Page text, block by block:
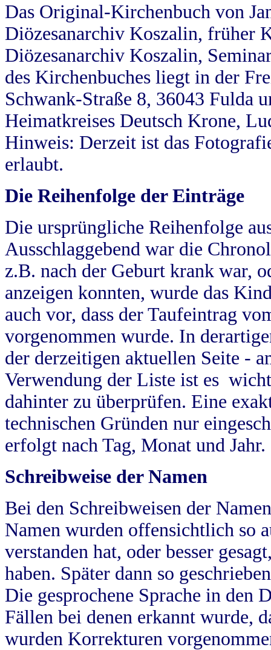
Das Original-Kirchenbuch von
Diözesanarchiv Koszalin, früher
Diözesanarchiv Koszalin,
des Kirchenbuches liegt in der
Schwank-Straße 8, 36043 Fulda
Heimatkreises Deutsch Krone,
Hinweis: Derzeit ist das
erlaubt.
Die Reihenfolge der Einträge
Die ursprüngliche Reihenfolge
Ausschlaggebend war die
z.B. nach der Geburt krank war,
anzeigen konnten, wurde das
auch vor, dass der Taufeintrag
vorgenommen wurde. In
der derzeitigen aktuellen Seite -
Verwendung der Liste ist es
dahinter zu überprüfen. Eine
technischen Gründen nur
erfolgt nach Tag, Monat und Jahr.
Schreibweise der Namen
Bei den Schreibweisen der
Namen wurden offensichtlich so
verstanden hat, oder besser
haben. Später dann so
Die gesprochene Sprache in
Fällen bei denen erkannt wurde,
wurden Korrekturen